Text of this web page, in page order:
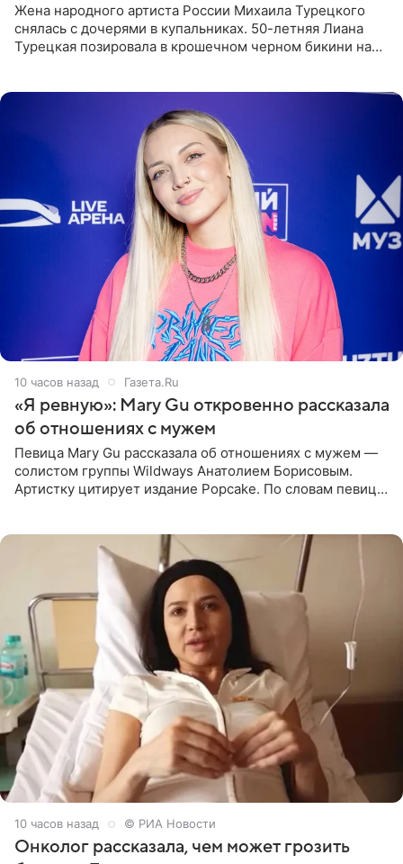
Жена народного артиста России Михаила Турецкого
снялась с дочерями в купальниках. 50-летняя Лиана
Турецкая позировала в крошечном черном бикини на
10 часов назад Газета.Ru
«Я ревную»: Mary Gu откровенно рассказала
об отношениях с мужем
Певица Mary Gu рассказала об отношениях с мужем —
солистом группы Wildways Анатолием Борисовым.
Артистку цитирует издание Popcake. По словам певицы,
10 часов назад © РИА Новости
Онколог рассказала, чем может грозить